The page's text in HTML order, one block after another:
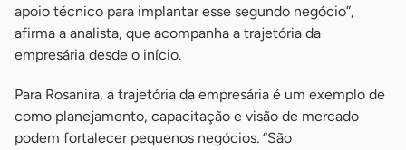
apoio técnico para implantar esse segundo negócio”,
afirma a analista, que acompanha a trajetória da
empresária desde o início.
Para Rosanira, a trajetória da empresária é um exemplo de
como planejamento, capacitação e visão de mercado
podem fortalecer pequenos negócios. “São